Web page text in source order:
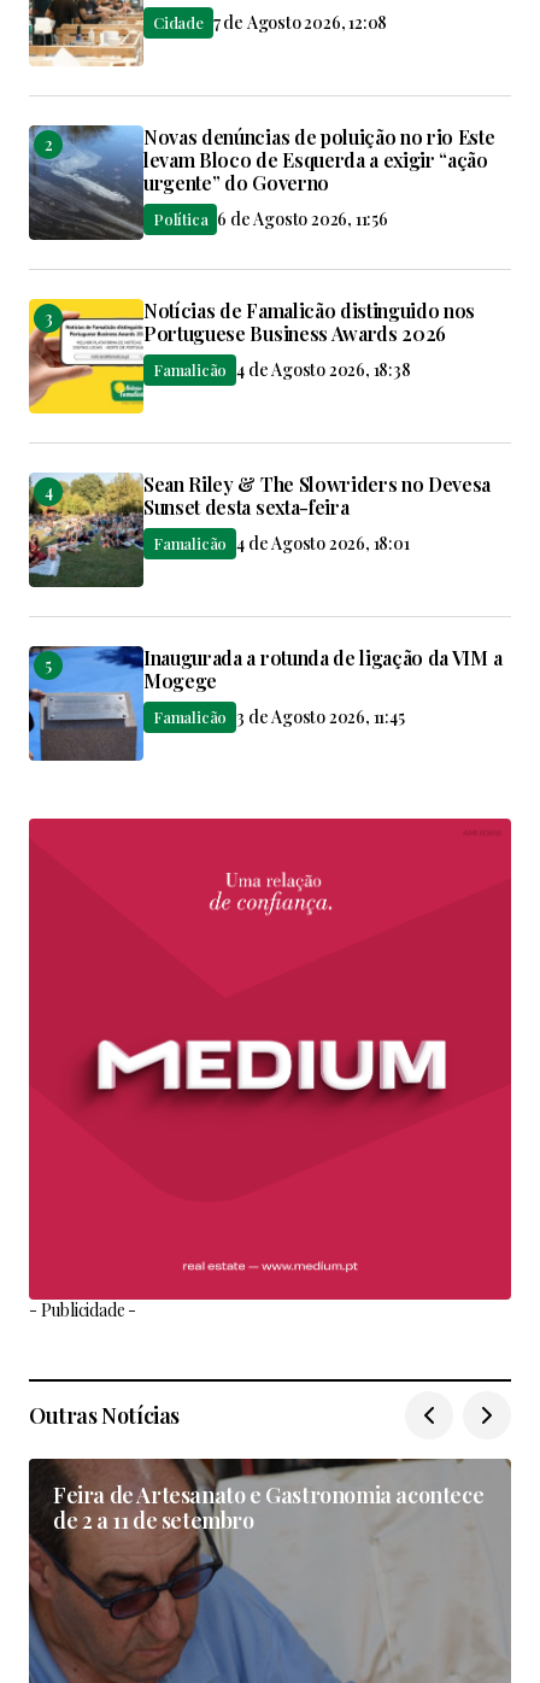
Cidade 7 de Agosto 2026, 12:08
Novas denúncias de poluição no rio Este
levam Bloco de Esquerda a exigir “ação
urgente” do Governo
Política 6 de Agosto 2026, 11:56
Notícias de Famalicão distinguido nos
Portuguese Business Awards 2026
Famalicão 4 de Agosto 2026, 18:38
Sean Riley & The Slowriders no Devesa
Sunset desta sexta-feira
Famalicão 4 de Agosto 2026, 18:01
Inaugurada a rotunda de ligação da VIM a
Mogege
Famalicão 3 de Agosto 2026, 11:45
- Publicidade -
Outras Notícias
Feira de Artesanato e Gastronomia acontece
de 2 a 11 de setembro